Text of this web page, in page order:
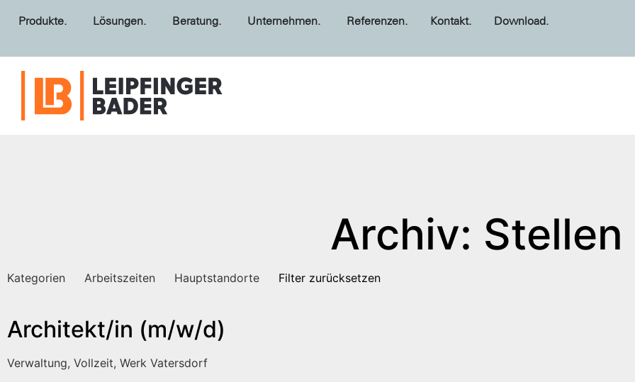
Produkte. Lösungen. Beratung. Unternehmen. Referenzen. Kontakt. Download.
Archiv: Stellen
Kategorien Arbeitszeiten Hauptstandorte Filter zurücksetzen
Architekt/in (m/w/d)
Verwaltung, Vollzeit, Werk Vatersdorf